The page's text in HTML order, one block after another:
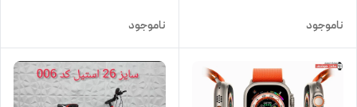
ناموجود ناموجود